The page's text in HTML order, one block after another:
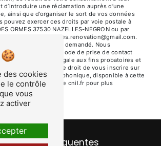
une réclamation auprès d’une
ainsi que d’organiser le sort de vos données
pouvez exercer ces droits par voie postale à
ORMES 37530 NAZELLES-NEGRON ou par
à l'adresse lesormes.renovation@gmail.com.
pourra vous être demandé. Nous
pendant la période de prise de contact
de prescription légale aux fins probatoires et
Vous avez le droit de vous inscrire sur
au démarchage téléphonique, disponible à cette
. Consultez le site cnil.fr pour plus
vos droits.
fréquentes
des cookies
le contrôle
vous
activer